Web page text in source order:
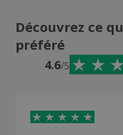
Découvrez ce
préféré
4.6/5